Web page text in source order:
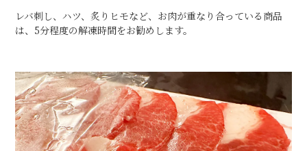
レバ刺し、ハツ、炙りヒモなど、お肉が重なり合っている商品
は、5分程度の解凍時間をお勧めします。